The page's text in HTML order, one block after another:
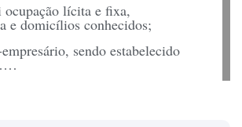
ocupação lícita e fixa,
e domicílios conhecidos;
sendo estabelecido